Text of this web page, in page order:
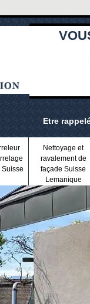
Etre
Suisse
Nettoyage et
ravalement de
façade Suisse
Lemanique